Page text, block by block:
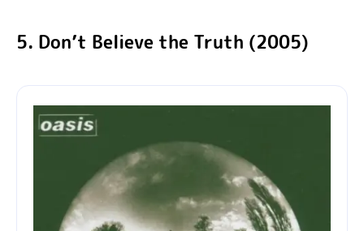
5. Don’t Believe the Truth (2005)